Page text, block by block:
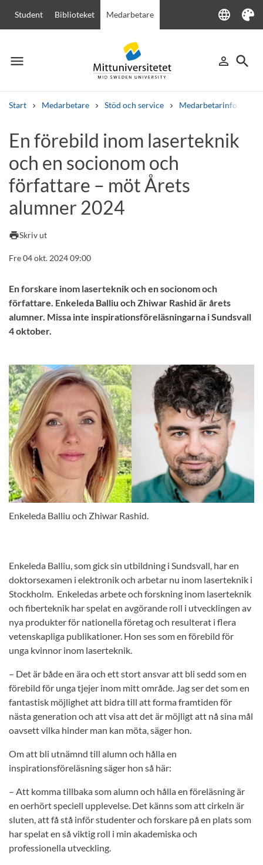
Student Biblioteket Medarbetare language
Language
Tema
menu
Meny person_outline
Logga in
search
Sök
Start Medarbetare Stöd och service Medarbetarinfo
Andra söktjänster
Kurser och program Kursplaner Välkomstbrev
Lediga jobb
En förebild inom laserteknik
och en socionom och
författare – möt Årets
alumner 2024
printSkriv ut
Fre 04 okt. 2024 09:00
En forskare inom laserteknik och en socionom och
författare. Enkeleda Balliu och Zhiwar Rashid är årets
alumner. Missa inte inspirationsföreläsningarna i Sundsvall
4 oktober.
Enkeleda Balliu och Zhiwar Rashid.
Enkeleda Balliu, som gick sin utbildning i Sundsvall, har en
doktorsexamen i elektronik och arbetar nu inom laserteknik i
Stockholm. Enkeledas arbete och forskning inom laserteknik
och fiberteknik har spelat en avgörande roll i utvecklingen av
nya produkter för nationella företag och resulterat i flera
vetenskapliga publikationer. Hon ses som en förebild för
unga kvinnor inom laserteknik.
– Det är både en ära och ett stort ansvar att bli sedd som en
förebild för unga tjejer inom mitt område. Jag ser det som en
fantastisk möjlighet att bidra till att forma framtiden för
nästa generation och att visa att det är möjligt att nå sina mål
oavsett vilka hinder man kan möta, säger hon.
Om att bli utnämnd till alumn och hålla en
inspirationsföreläsning säger hon så här:
– Att komma tillbaka som alumn och hålla en föreläsning är
en oerhört speciell upplevelse. Det känns som att cirkeln är
sluten, att få stå inför studenter och forskare på en plats som
har spelat en så viktig roll i min akademiska och
professionella utveckling.